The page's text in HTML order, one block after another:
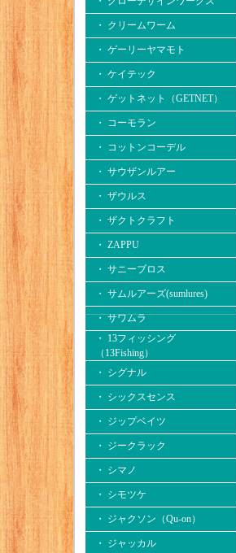
・ クリームワーム
・ ゲーリーヤマモト
・ ケイテック
・ ゲットネット（GETNET）
・ コーモラン
・ コットンコーデル
・ サウザンルアー
・ ザウルス
・ ザクトクラフト
・ ZAPPU
・ サニーブロス
・ サムルアーズ(sumlures)
・ サワムラ
・ 13フィッシング
（13Fishing）
・ シグナル
・ シックスセンス
・ ジップベイツ
・ ジークラック
・ シマノ
・ シモツケ
・ ジャクソン（Qu-on）
・ ジャッカル